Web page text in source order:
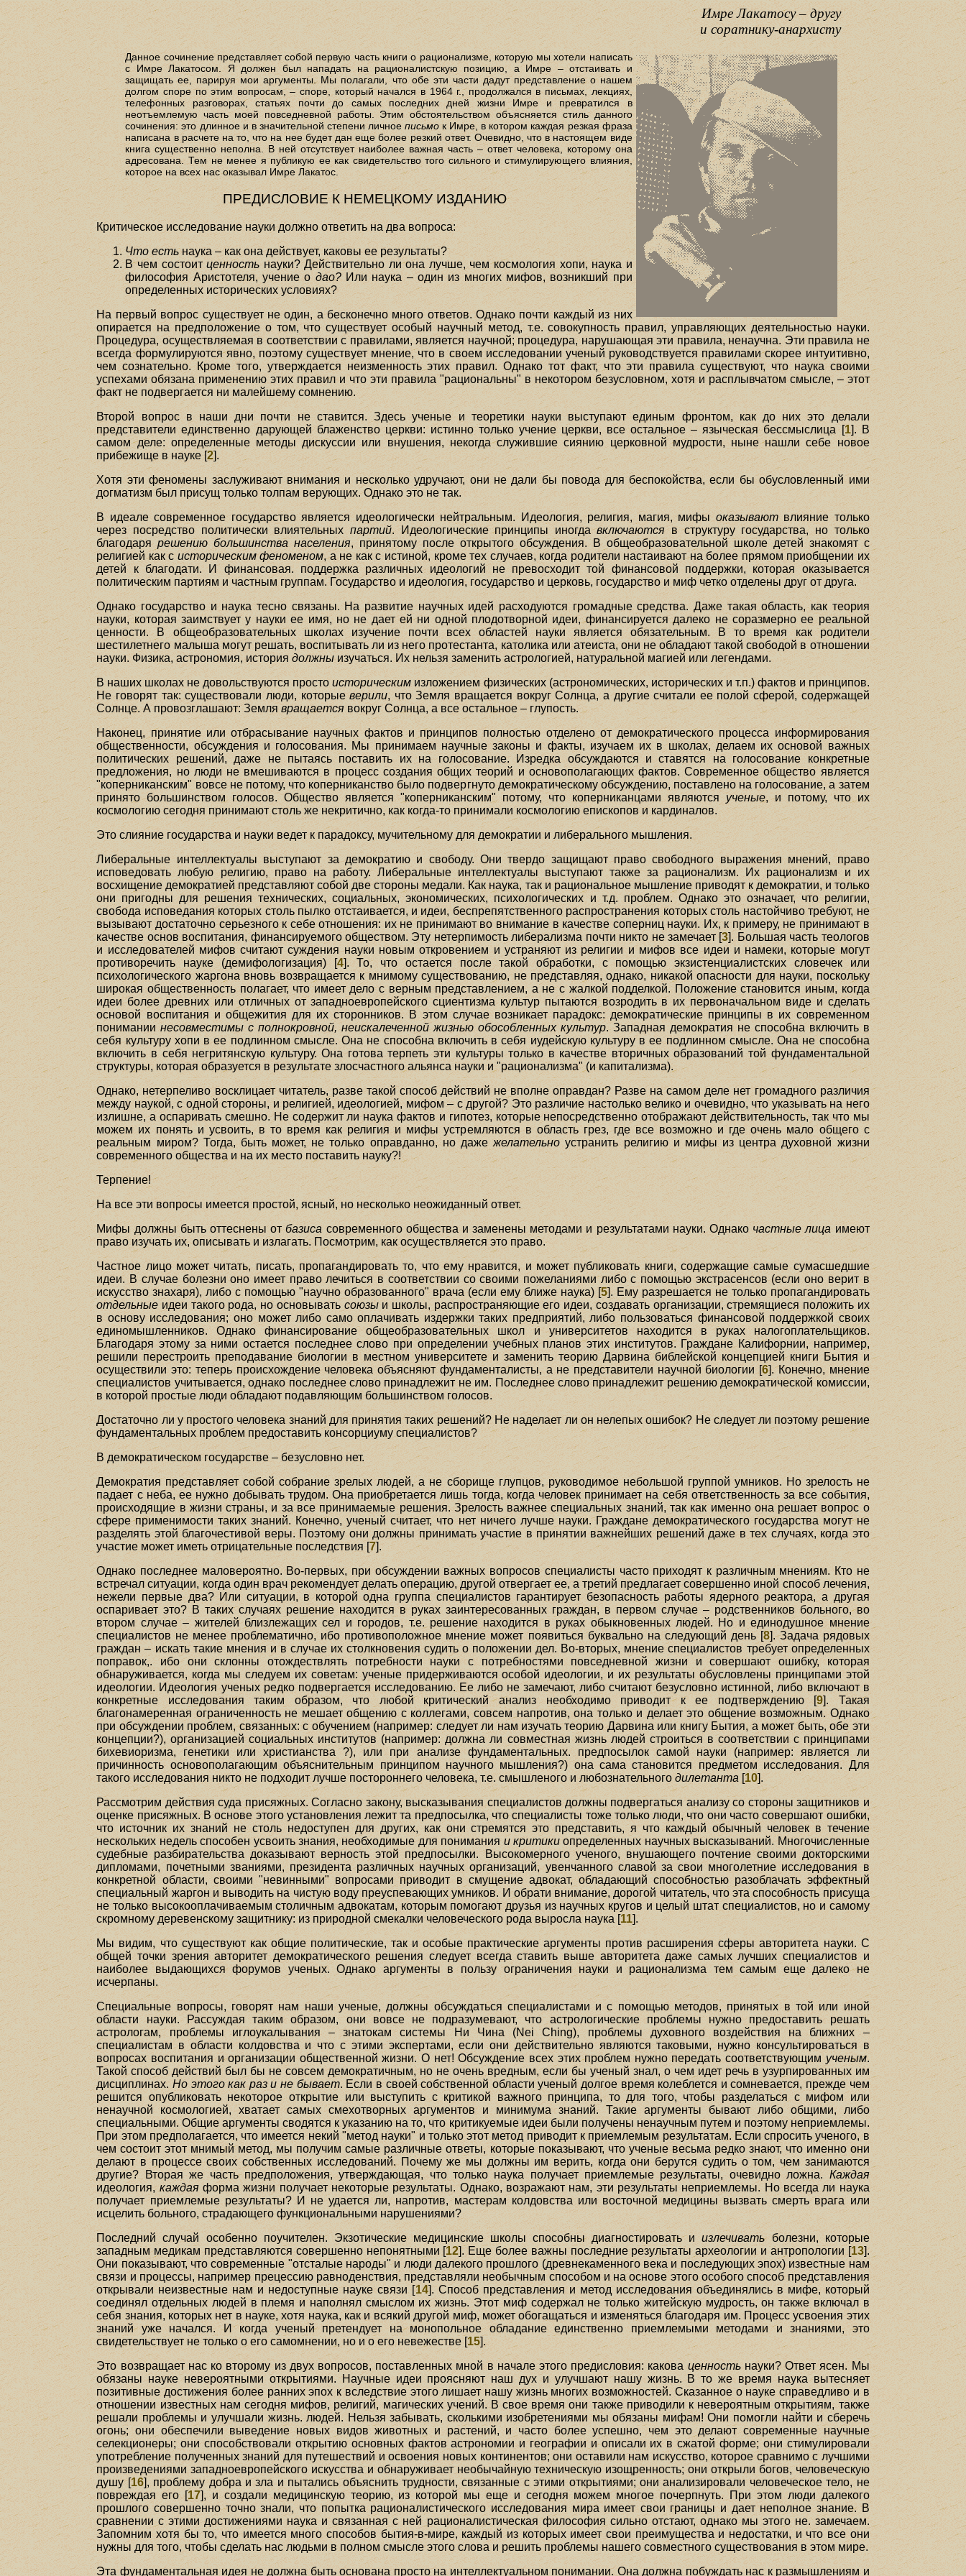
Имре Лакатосу – другу
и соратнику-анархисту
Данное сочинение представляет собой первую часть книги о рационализме, которую мы хотели написать
с Имре Лакатосом. Я должен был нападать на рационалистскую позицию, а Имре – отстаивать и
защищать ее, парируя мои аргументы. Мы полагали, что обе эти части дадут представление о нашем
долгом споре по этим вопросам, – споре, который начался в 1964 г., продолжался в письмах, лекциях,
телефонных разговорах, статьях почти до самых последних дней жизни Имре и превратился в
неотъемлемую часть моей повседневной работы. Этим обстоятельством объясняется стиль данного
сочинения: это длинное и в значительной степени личноеписьмо к Имре, в котором каждая резкая фраза
написана в расчете на то, что на нее будет дан еще более резкий ответ. Очевидно, что в настоящем виде
книга существенно неполна. В ней отсутствует наиболее важная часть – ответ человека, которому она
адресована. Тем не менее я публикую ее как свидетельство того сильного и стимулирующего влияния,
которое на всех нас оказывал Имре Лакатос.
ПРЕДИСЛОВИЕ К НЕМЕЦКОМУ ИЗДАНИЮ
Критическое исследование науки должно ответить на два вопроса:
Что естьнаука – как она действует, каковы ее результаты?
В чем состоитценность науки? Действительно ли она лучше, чем космология хопи, наука и
философия Аристотеля, учение о дао?Или наука – один из многих мифов, возникший при
определенных исторических условиях?
На первый вопрос существует не один, а бесконечно много ответов. Однако почти каждый из них
опирается на предположение о том, что существует особый научный метод, т.е. совокупность правил, управляющих деятельностью науки.
Процедура, осуществляемая в соответствии с правилами, является научной; процедура, нарушающая эти правила, ненаучна. Эти правила не
всегда формулируются явно, поэтому существует мнение, что в своем исследовании ученый руководствуется правилами скорее интуитивно,
чем сознательно. Кроме того, утверждается неизменность этих правил. Однако тот факт, что эти правила существуют, что наука своими
успехами обязана применению этих правил и что эти правила "рациональны" в некотором безусловном, хотя и расплывчатом смысле, – этот
факт не подвергается ни малейшему сомнению.
Второй вопрос в наши дни почти не ставится. Здесь ученые и теоретики науки выступают единым фронтом, как до них это делали
представители единственно дарующей блаженство церкви: истинно только учение церкви, все остальное – языческая бессмыслица [1]. В
самом деле: определенные методы дискуссии или внушения, некогда служившие сиянию церковной мудрости, ныне нашли себе новое
прибежище в науке [2].
Хотя эти феномены заслуживают внимания и несколько удручают, они не дали бы повода для беспокойства, если бы обусловленный ими
догматизм был присущ только толпам верующих. Однако это не так.
В идеале современное государство является идеологически нейтральным. Идеология, религия, магия, мифы оказываютвлияние только
через посредство политически влиятельных партий. Идеологические принципы иногдавключаютсяв структуру государства, но только
благодарярешению большинства населения, принятому после открытого обсуждения. В общеобразовательной школе детей знакомят с
религией как с историческим феноменом, а не как с истиной, кроме тех случаев, когда родители настаивают на более прямом приобщении их
детей к благодати. И финансовая. поддержка различных идеологий не превосходит той финансовой поддержки, которая оказывается
политическим партиям и частным группам. Государство и идеология, государство и церковь, государство и миф четко отделены друг от друга.
Однако государство и наука тесно связаны. На развитие научных идей расходуются громадные средства. Даже такая область, как теория
науки, которая заимствует у науки ее имя, но не дает ей ни одной плодотворной идеи, финансируется далеко не соразмерно ее реальной
ценности. В общеобразовательных школах изучение почти всех областей науки является обязательным. В то время как родители
шестилетнего малыша могут решать, воспитывать ли из него протестанта, католика или атеиста, они не обладают такой свободой в отношении
науки. Физика, астрономия, историядолжныизучаться. Их нельзя заменить астрологией, натуральной магией или легендами.
В наших школах не довольствуются простоисторическим изложением физических (астрономических, исторических и т.п.) фактов и принципов.
Не говорят так: существовали люди, которыеверили, что Земля вращается вокруг Солнца, а другие считали ее полой сферой, содержащей
Солнце. А провозглашают: Землявращается вокруг Солнца, а все остальное – глупость.
Наконец, принятие или отбрасывание научных фактов и принципов полностью отделено от демократического процесса информирования
общественности, обсуждения и голосования. Мы принимаем научные законы и факты, изучаем их в школах, делаем их основой важных
политических решений, даже не пытаясь поставить их на голосование. Изредка обсуждаются и ставятся на голосование конкретные
предложения, но люди не вмешиваются в процесс создания общих теорий и основополагающих фактов. Современное общество является
"коперниканским" вовсе не потому, что коперниканство было подвергнуто демократическому обсуждению, поставлено на голосование, а затем
принято большинством голосов. Общество является "коперниканским" потому, что коперниканцами являются ученые, и потому, что их
космологию сегодня принимают столь же некритично, как когда-то принимали космологию епископов и кардиналов.
Это слияние государства и науки ведет к парадоксу, мучительному для демократии и либерального мышления.
Либеральные интеллектуалы выступают за демократию и свободу. Они твердо защищают право свободного выражения мнений, право
исповедовать любую религию, право на работу. Либеральные интеллектуалы выступают также за рационализм. Их рационализм и их
восхищение демократией представляют собой две стороны медали. Как наука, так и рациональное мышление приводят к демократии, и только
они пригодны для решения технических, социальных, экономических, психологических и т.д. проблем. Однако это означает, что религии,
свобода исповедания которых столь пылко отстаивается, и идеи, беспрепятственного распространения которых столь настойчиво требуют, не
вызывают достаточно серьезного к себе отношения: их не принимают во внимание в качестве соперниц науки. Их, к примеру, не принимают в
качестве основ воспитания, финансируемого обществом. Эту нетерпимость либерализма почти никто не замечает [3]. Большая часть теологов
и исследователей мифов считают суждения науки новым откровением и устраняют из религии и мифов все идеи и намеки, которые могут
противоречить науке (демифологизация) [4]. То, что остается после такой обработки, с помощью экзистенциалистских словечек или
психологического жаргона вновь возвращается к мнимому существованию, не представляя, однако, никакой опасности для науки, поскольку
широкая общественность полагает, что имеет дело с верным представлением, а не с жалкой подделкой. Положение становится иным, когда
идеи более древних или отличных от западноевропейского сциентизма культур пытаются возродить в их первоначальном виде и сделать
основой воспитания и общежития для их сторонников. В этом случае возникает парадокс: демократические принципы в их современном
пониманиинесовместимы с полнокровной, неискалеченной жизнью обособленных культур. Западная демократия не способна включить в
себя культуру хопи в ее подлинном смысле. Она не способна включить в себя иудейскую культуру в ее подлинном смысле. Она не способна
включить в себя негритянскую культуру. Она готова терпеть эти культуры только в качестве вторичных образований той фундаментальной
структуры, которая образуется в результате злосчастного альянса науки и "рационализма" (и капитализма).
Однако, нетерпеливо восклицает читатель, разве такой способ действий не вполне оправдан? Разве на самом деле нет громадного различия
между наукой, с одной стороны, и религией, идеологией, мифом – с другой? Это различие настолько велико и очевидно, что указывать на него
излишне, а оспаривать смешно. Не содержит ли наука фактов и гипотез, которые непосредственно отображают действительность, так что мы
можем их понять и усвоить, в то время как религия и мифы устремляются в область грез, где все возможно и где очень мало общего с
реальным миром? Тогда, быть может, не только оправданно, но дажежелательно устранить религию и мифы из центра духовной жизни
современного общества и на их место поставить науку?!
Терпение!
На все эти вопросы имеется простой, ясный, но несколько неожиданный ответ.
Мифы должны быть оттеснены отбазиса современного общества и заменены методами и результатами науки. Однако частные лица имеют
право изучать их, описывать и излагать. Посмотрим, как осуществляется это право.
Частное лицо может читать, писать, пропагандировать то, что ему нравится, и может публиковать книги, содержащие самые сумасшедшие
идеи. В случае болезни оно имеет право лечиться в соответствии со своими пожеланиями либо с помощью экстрасенсов (если оно верит в
искусство знахаря), либо с помощью "научно образованного" врача (если ему ближе наука) [5]. Ему разрешается не только пропагандировать
отдельные идеи такого рода, но основывать союзыи школы, распространяющие его идеи, создавать организации, стремящиеся положить их
в основу исследования; оно может либо само оплачивать издержки таких предприятий, либо пользоваться финансовой поддержкой своих
единомышленников. Однако финансирование общеобразовательных школ и университетов находится в руках налогоплательщиков.
Благодаря этому за ними остается последнее слово при определении учебных планов этих институтов. Граждане Калифорнии, например,
решили перестроить преподавание биологии в местном университете и заменить теорию Дарвина библейской концепцией книги Бытия и
осуществили это: теперь происхождение человека объясняют фундаменталисты, а не представители научной биологии [6]. Конечно, мнение
специалистов учитывается, однако последнее слово принадлежит не им. Последнее слово принадлежит решению демократической комиссии,
в которой простые люди обладают подавляющим большинством голосов.
Достаточно ли у простого человека знаний для принятия таких решений? Не наделает ли он нелепых ошибок? Не следует ли поэтому решение
фундаментальных проблем предоставить консорциуму специалистов?
В демократическом государстве – безусловно нет.
Демократия представляет собой собрание зрелых людей, а не сборище глупцов, руководимое небольшой группой умников. Но зрелость не
падает с неба, ее нужно добывать трудом. Она приобретается лишь тогда, когда человек принимает на себя ответственность за все события,
происходящие в жизни страны, и за все принимаемые решения. Зрелость важнее специальных знаний, так как именно она решает вопрос о
сфере применимости таких знаний. Конечно, ученый считает, что нет ничего лучше науки. Граждане демократического государства могут не
разделять этой благочестивой веры. Поэтому они должны принимать участие в принятии важнейших решений даже в тех случаях, когда это
участие может иметь отрицательные последствия [7].
Однако последнее маловероятно. Во-первых, при обсуждении важных вопросов специалисты часто приходят к различным мнениям. Кто не
встречал ситуации, когда один врач рекомендует делать операцию, другой отвергает ее, а третий предлагает совершенно иной способ лечения,
нежели первые два? Или ситуации, в которой одна группа специалистов гарантирует безопасность работы ядерного реактора, а другая
оспаривает это? В таких случаях решение находится в руках заинтересованных граждан, в первом случае – родственников больного, во
втором случае – жителей близлежащих сел и городов, т.е. решение находится в руках обыкновенных людей. Но и единодушное мнение
специалистов не менее проблематично, ибо противоположное мнение может появиться буквально на следующий день [8]. Задача рядовых
граждан – искать такие мнения и в случае их столкновения судить о положении дел. Во-вторых, мнение специалистов требует определенных
поправок,. ибо они склонны отождествлять потребности науки с потребностями повседневной жизни и совершают ошибку, которая
обнаруживается, когда мы следуем их советам: ученые придерживаются особой идеологии, и их результаты обусловлены принципами этой
идеологии. Идеология ученых редко подвергается исследованию. Ее либо не замечают, либо считают безусловно истинной, либо включают в
конкретные исследования таким образом, что любой критический анализ необходимо приводит к ее подтверждению [9]. Такая
благонамеренная ограниченность не мешает общению с коллегами, совсем напротив, она только и делает это общение возможным. Однако
при обсуждении проблем, связанных: с обучением (например: следует ли нам изучать теорию Дарвина или книгу Бытия, а может быть, обе эти
концепции?), организацией социальных институтов (например: должна ли совместная жизнь людей строиться в соответствии с принципами
бихевиоризма, генетики или христианства ?), или при анализе фундаментальных. предпосылок самой науки (например: является ли
причинность основополагающим объяснительным принципом научного мышления?) она сама становится предметом исследования. Для
такого исследования никто не подходит лучше постороннего человека, т.е. смышленого и любознательногодилетанта [10].
Рассмотрим действия суда присяжных. Согласно закону, высказывания специалистов должны подвергаться анализу со стороны защитников и
оценке присяжных. В основе этого установления лежит та предпосылка, что специалисты тоже только люди, что они часто совершают ошибки,
что источник их знаний не столь недоступен для других, как они стремятся это представить, я что каждый обычный человек в течение
нескольких недель способен усвоить знания, необходимые для понимания и критики определенных научных высказываний. Многочисленные
судебные разбирательства доказывают верность этой предпосылки. Высокомерного ученого, внушающего почтение своими докторскими
дипломами, почетными званиями, президента различных научных организаций, увенчанного славой за свои многолетние исследования в
конкретной области, своими "невинными" вопросами приводит в смущение адвокат, обладающий способностью разоблачать эффектный
специальный жаргон и выводить на чистую воду преуспевающих умников. И обрати внимание, дорогой читатель, что эта способность присуща
не только высокооплачиваемым столичным адвокатам, которым помогают друзья из научных кругов и целый штат специалистов, но и самому
скромному деревенскому защитнику: из природной смекалки человеческого рода выросла наука [11].
Мы видим, что существуют как общие политические, так и особые практические аргументы против расширения сферы авторитета науки. С
общей точки зрения авторитет демократического решения следует всегда ставить выше авторитета даже самых лучших специалистов и
наиболее выдающихся форумов ученых. Однако аргументы в пользу ограничения науки и рационализма тем самым еще далеко не
исчерпаны.
Специальные вопросы, говорят нам наши ученые, должны обсуждаться специалистами и с помощью методов, принятых в той или иной
области науки. Рассуждая таким образом, они вовсе не подразумевают, что астрологические проблемы нужно предоставить решать
астрологам, проблемы иглоукалывания – знатокам системы Ни Чина (Nei Ching), проблемы духовного воздействия на ближних –
специалистам в области колдовства и что с этими экспертами, если они действительно являются таковыми, нужно консультироваться в
вопросах воспитания и организации общественной жизни. О нет! Обсуждение всех этих проблем нужно передать соответствующим ученым.
Такой способ действий был бы не совсем демократичным, но не очень вредным, если бы ученый знал, о чем идет речь в узурпированных им
дисциплинах.Но этого как раз и не бывает. Если в своей собственной области ученый долгое время колеблется и сомневается, прежде чем
решится опубликовать некоторое открытие или выступить с критикой важного принципа, то для того, чтобы разделаться с мифом или
ненаучной космологией, хватает самых смехотворных аргументов и минимума знаний. Такие аргументы бывают либо общими, либо
специальными. Общие аргументы сводятся к указанию на то, что критикуемые идеи были получены ненаучным путем и поэтому неприемлемы.
При этом предполагается, что имеется некий "метод науки" и только этот метод приводит к приемлемым результатам. Если спросить ученого, в
чем состоит этот мнимый метод, мы получим самые различные ответы, которые показывают, что ученые весьма редко знают, что именно они
делают в процессе своих собственных исследований. Почему же мы должны им верить, когда они берутся судить о том, чем занимаются
другие? Вторая же часть предположения, утверждающая, что только наука получает приемлемые результаты, очевидно ложна. Каждая
идеология,каждаяформа жизни получает некоторые результаты. Однако, возражают нам, эти результаты неприемлемы. Но всегда ли наука
получает приемлемые результаты? И не удается ли, напротив, мастерам колдовства или восточной медицины вызвать смерть врага или
исцелить больного, страдающего функциональными нарушениями?
Последний случай особенно поучителен. Экзотические медицинские школы способны диагностировать иизлечиватьболезни, которые
западным медикам представляются совершенно непонятными [12]. Еще более важны последние результаты археологии и антропологии [13].
Они показывают, что современные "отсталые народы" и люди далекого прошлого (древнекаменного века и последующих эпох) известные нам
связи и процессы, например прецессию равноденствия, представляли необычным способом и на основе этого особого способ представления
открывали неизвестные нам и недоступные науке связи [14]. Способ представления и метод исследования объединялись в мифе, который
соединял отдельных людей в племя и наполнял смыслом их жизнь. Этот миф содержал не только житейскую мудрость, он также включал в
себя знания, которых нет в науке, хотя наука, как и всякий другой миф, может обогащаться и изменяться благодаря им. Процесс усвоения этих
знаний уже начался. И когда ученый претендует на монопольное обладание единственно приемлемыми методами и знаниями, это
свидетельствует не только о его самомнении, но и о его невежестве [15].
Это возвращает нас ко второму из двух вопросов, поставленных мной в начале этого предисловия: какова ценностьнауки? Ответ ясен. Мы
обязаны науке невероятными открытиями. Научные идеи проясняют наш дух и улучшают нашу жизнь. В то же время наука вытесняет
позитивные достижения более ранних эпох к вследствие этого лишает нашу жизнь многих возможностей. Сказанное о науке справедливо и в
отношении известных нам сегодня мифов, религий, магических учений. В свое время они также приводили к невероятным открытиям, также
решали проблемы и улучшали жизнь. людей. Нельзя забывать, сколькими изобретениями мы обязаны мифам! Они помогли найти и сберечь
огонь; они обеспечили выведение новых видов животных и растений, и часто более успешно, чем это делают современные научные
селекционеры; они способствовали открытию основных фактов астрономии и географии и описали их в сжатой форме; они стимулировали
употребление полученных знаний для путешествий и освоения новых континентов; они оставили нам искусство, которое сравнимо с лучшими
произведениями западноевропейского искусства и обнаруживает необычайную техническую изощренность; они открыли богов, человеческую
душу [16], проблему добра и зла и пытались объяснить трудности, связанные с этими открытиями; они анализировали человеческое тело, не
повреждая его [17], и создали медицинскую теорию, из которой мы еще и сегодня можем многое почерпнуть. При этом люди далекого
прошлого совершенно точно знали, что попытка рационалистического исследования мира имеет свои границы и дает неполное знание. В
сравнении с этими достижениями наука и связанная с ней рационалистическая философия сильно отстают, однако мы этого не. замечаем.
Запомним хотя бы то, что имеется много способов бытия-в-мире, каждый из которых имеет свои преимущества и недостатки, и что все они
нужны для того, чтобы сделать нас людьми в полном смысле этого слова и решить проблемы нашего совместного существования в этом мире.
Эта фундаментальная идея не должна быть основана просто на интеллектуальном понимании. Она должна побуждать нас к размышлениям и